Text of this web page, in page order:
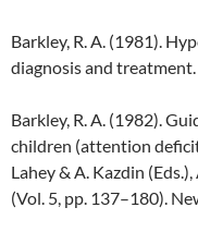
Barkley, R. A. (1981).
diagnosis and
Barkley, R. A. (1982).
children (attention
Lahey & A. Kazdin
(Vol. 5, pp. 137–180).